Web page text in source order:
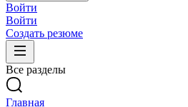
Войти
Войти
Создать резюме
Все разделы
Главная